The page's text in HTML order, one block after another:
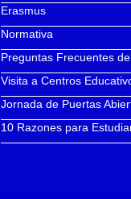
Erasmus
Normativa
Preguntas Frecuentes
Visita a Centros
Jornada de Puertas
10 Razones para